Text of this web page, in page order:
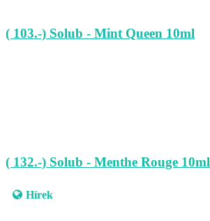
( 103.-) Solub - Mint Queen 10ml
( 132.-) Solub - Menthe Rouge 10ml
Hírek